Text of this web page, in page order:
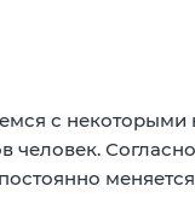
с